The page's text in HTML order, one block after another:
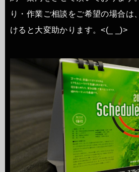
り・作業ご相談をご希望の場合は
けると大変助かります。<(_ _)>